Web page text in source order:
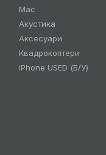
Mac
Акустика
Аксесуари
Квадрокоптери
iPhone USED (Б/У)